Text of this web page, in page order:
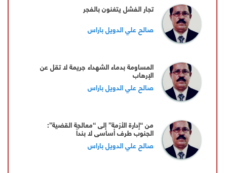
تجار الفشل يتغنون بالفجر
صالح علي الدويل باراس
المساومة بدماء الشهداء جريمة لا تقل عن
الإرهاب
صالح علي الدويل باراس
من “إدارة الأزمة” إلى “معالجة القضية”:
الجنوب طرف أساسي لا بنداً
صالح علي الدويل باراس